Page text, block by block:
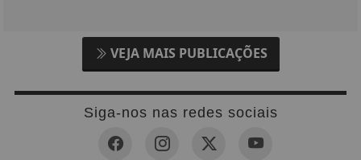
VEJA MAIS PUBLICAÇÕES
Siga-nos nas redes sociais